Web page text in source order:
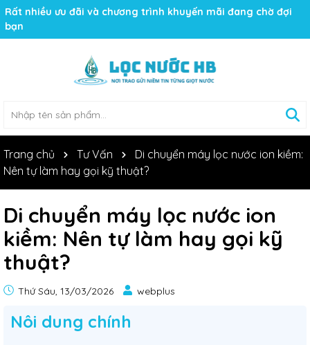
Rất nhiều ưu đãi và chương trình khuyến mãi đang chờ đợi
bạn
Trang chủ Tư Vấn
Di chuyển máy lọc nước ion kiềm:
Nên tự làm hay gọi kỹ thuật?
Di chuyển máy lọc nước ion
kiềm: Nên tự làm hay gọi kỹ
thuật?
Thứ Sáu, 13/03/2026 webplus
Nôi dung chính